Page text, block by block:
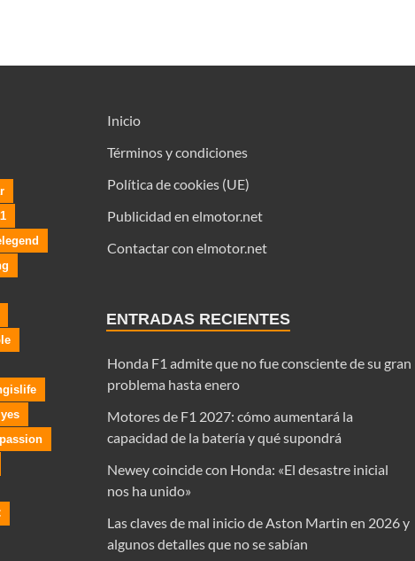
Inicio
Términos y condiciones
Política de cookies (UE)
Publicidad en elmotor.net
Contactar con elmotor.net
ENTRADAS RECIENTES
Honda F1 admite que no fue consciente de su gran
problema hasta enero
Motores de F1 2027: cómo aumentará la
capacidad de la batería y qué supondrá
Newey coincide con Honda: «El desastre inicial
nos ha unido»
Las claves de mal inicio de Aston Martin en 2026 y
algunos detalles que no se sabían